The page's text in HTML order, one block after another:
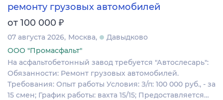
ремонту грузовых автомобилей
от 100 000 ₽
07 августа 2026 Москва
Давыдково
ООО "Промасфальт"
На асфальтобетонный завод требуется "Автослесарь":
Обязанности: Ремонт грузовых автомобилей.
Требования: Опыт работы Условия: З/п: 100 000 руб., - за
15 смен; График работы: вахта 15/15; Предоставляется…